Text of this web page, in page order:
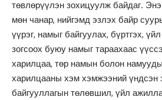
төвлөрүүлэн зохицуулж байдаг.
мөн чанар, нийгэмд эзлэх байр
үүрэг, намыг байгуулах, бүртгэх,
зогсоох буюу намыг тараахаас
харилцаа, төр намын болон
харилцааны хэм хэмжээний үндсэн
байгууллагын төлөвшил, үйл